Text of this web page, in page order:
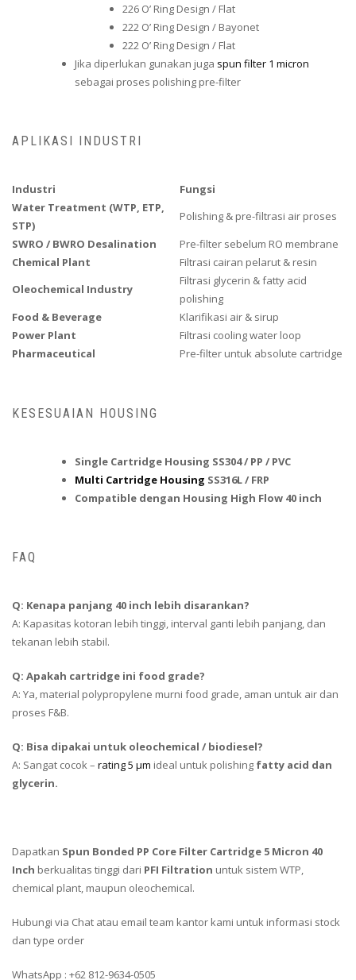
226 O’ Ring Design / Flat
222 O’ Ring Design / Bayonet
222 O’ Ring Design / Flat
Jika diperlukan gunakan juga spun filter 1 micron
sebagai proses polishing pre-filter
APLIKASI INDUSTRI
Industri
Fungsi
Water Treatment (WTP, ETP,
STP)
Polishing & pre-filtrasi air proses
SWRO / BWRO Desalination
Pre-filter sebelum RO membrane
Chemical Plant
Filtrasi cairan pelarut & resin
Oleochemical Industry
Filtrasi glycerin & fatty acid
polishing
Food & Beverage
Klarifikasi air & sirup
Power Plant
Filtrasi cooling water loop
Pharmaceutical
Pre-filter untuk absolute cartridge
KESESUAIAN HOUSING
Single Cartridge Housing SS304 / PP / PVC
Multi Cartridge Housing SS316L / FRP
Compatible dengan Housing High Flow 40 inch
FAQ
Q: Kenapa panjang 40 inch lebih disarankan?
A: Kapasitas kotoran lebih tinggi, interval ganti lebih panjang, dan
tekanan lebih stabil.
Q: Apakah cartridge ini food grade?
A: Ya, material polypropylene murni food grade, aman untuk air dan
proses F&B.
Q: Bisa dipakai untuk oleochemical / biodiesel?
A: Sangat cocok – rating 5 µm ideal untuk polishing fatty acid dan
glycerin.
Dapatkan Spun Bonded PP Core Filter Cartridge 5 Micron 40
Inch berkualitas tinggi dari PFI Filtration untuk sistem WTP,
chemical plant, maupun oleochemical.
Hubungi via Chat atau email team kantor kami untuk informasi stock
dan type order
WhatsApp : +62 812-9634-0505